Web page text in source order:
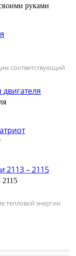
руками
соответствующий
2115
тепловой энергии